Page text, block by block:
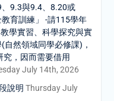
9.3與9.4、8.20或
育訓練」 -請115學年
學實習、科學探究與實
然領域同學必修課)，
究，因而需要借用
July 14th, 2026
說明 Thursday July